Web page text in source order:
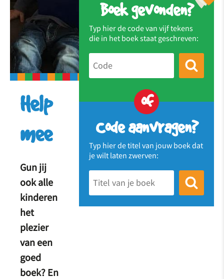
Boek gevonden?
Typ hier de code van vijf tekens
die in het boek staat geschreven:
of
Code aanvragen?
Typ hier de titel van jouw boek dat
je wilt laten zwerven:
Help
mee
Gun jij
ook alle
kinderen
het
plezier
van een
goed
boek? En